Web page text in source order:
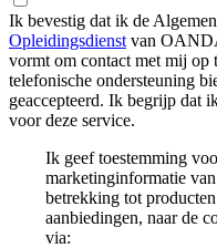
Ik bevestig dat ik de
Opleidingsdienst van
vormt om contact met mij op
telefonische ondersteuning
geaccepteerd. Ik begrijp dat
voor deze service.
Ik geef toestemming
marketinginformatie
betrekking tot
aanbiedingen, naar de
via: